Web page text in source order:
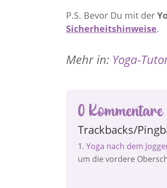
P.S. Bevor Du mit der
Sicherheitshinweise.
Mehr in: Yoga-
0 Kommentare
Trackbacks/
Yoga nach dem
um die vordere